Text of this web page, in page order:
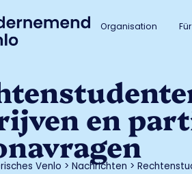
Organisation
en
Venlo >Nachrichten >